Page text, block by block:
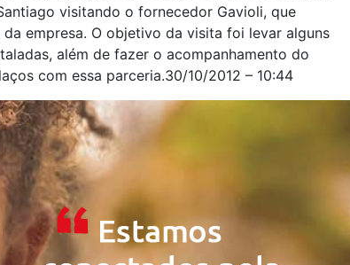
visitando o fornecedor Gavioli, que
empresa. O objetivo da visita foi levar alguns
além de fazer o acompanhamento do
com essa parceria.30/10/2012 – 10:44